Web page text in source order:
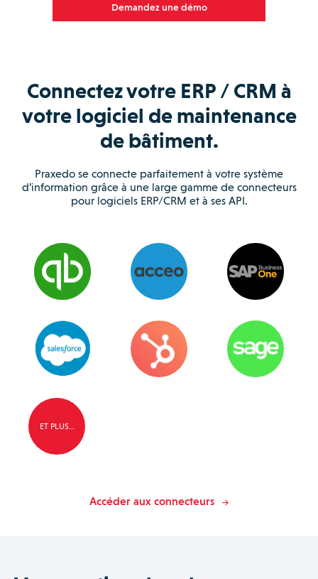
Demandez une démo
Connectez votre ERP / CRM à
votre logiciel de maintenance
de bâtiment.
Praxedo se connecte parfaitement à votre système
d’information grâce à une large gamme de connecteurs
pour logiciels ERP/CRM et à ses API.
ET PLUS…
Accéder aux connecteurs